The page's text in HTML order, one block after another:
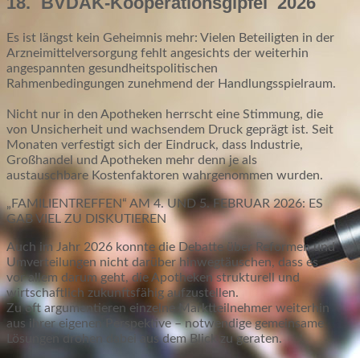
Es ist längst kein Geheimnis mehr: Vielen Beteiligten in der
Arzneimittelversorgung fehlt angesichts der weiterhin
angespannten gesundheitspolitischen
Rahmenbedingungen zunehmend der Handlungsspielraum.
Nicht nur in den Apotheken herrscht eine Stimmung, die
von Unsicherheit und wachsendem Druck geprägt ist. Seit
Monaten verfestigt sich der Eindruck, dass Industrie,
Großhandel und Apotheken mehr denn je als
austauschbare Kostenfaktoren wahrgenommen wurden.
„FAMILIENTREFFEN“ AM 4. UND 5. FEBRUAR 2026: ES
GAB VIEL ZU DISKUTIEREN
Auch im Jahr 2026 konnte die Debatte über Reformen und
Umverteilungen nicht darüber hinwegtäuschen, dass es
vor allem darum geht, die Apotheken strukturell und
wirtschaftlich zukunftsfähig aufzustellen.
Zu oft argumentieren einzelne Marktteilnehmer weiterhin
aus ihrer eigenen Perspektive – notwendige gemeinsame
Lösungen drohen dabei aus dem Blick zu geraten.